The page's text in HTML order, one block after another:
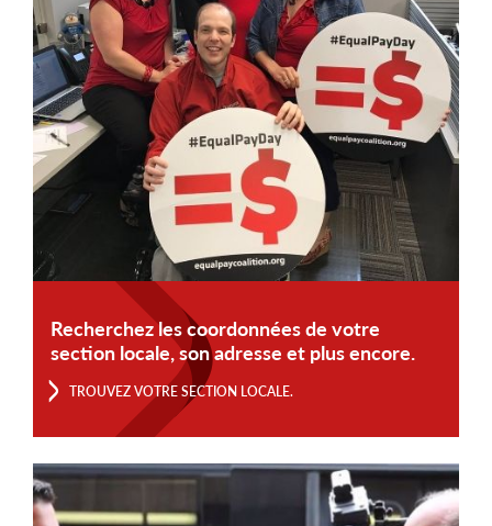
Recherchez les coordonnées de votre
section locale, son adresse et plus encore.
TROUVEZ VOTRE SECTION LOCALE.